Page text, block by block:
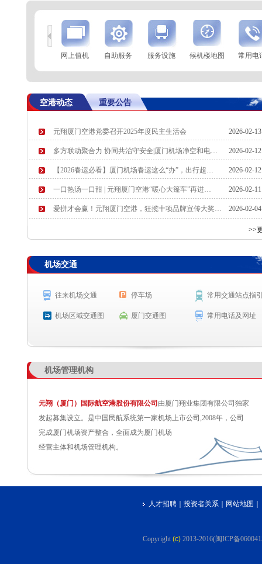
到
航空公司 航班号 到达城市
起飞时间
MF8105
北京(大兴) 起飞 15:11
MF8425 昆明 预计起飞 15:40
航空公司
网上值机 自助服务 服务设施 候机楼地图 常用电
空港动态 重要公告
元翔厦门空港党委召开2025年度民主生活会 2026-02-
多方联动聚合力 协同共治守安全|厦门机场净空和电… 2026-02-
【2026春运必看】厦门机场春运这么“办”，出行超… 2026-02-
一口热汤一口甜 | 元翔厦门空港“暖心大篷车”再进… 2026-02-
爱拼才会赢！元翔厦门空港，狂揽十项品牌宣传大奖… 2026-02-
>>
机场交通
往来机场交通 停车场 常用交通站点指
机场区域交通图 厦门交通图 常用电话及网址
机场管理机构
元翔（厦门）国际航空港股份有限公司 由厦门翔业集团有限公司独家
发起募集设立。是中国民航系统第一家机场上市公司,2008年，公司
完成厦门机场资产整合，全面成为厦门机场
经营主体和机场管理机构。
人才招聘 投资者关系 网站地图
Copyright (c) 2013-2016(闽ICP备